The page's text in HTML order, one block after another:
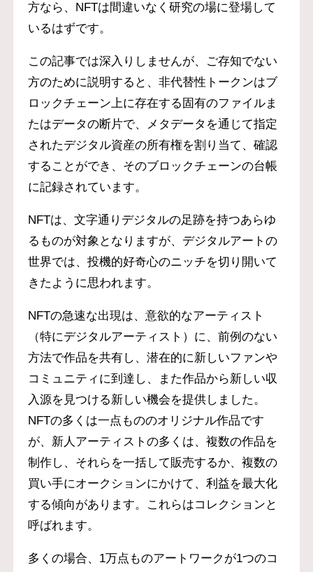
方なら、NFTは間違いなく研究の場に登場して
いるはずです。
この記事では深入りしませんが、ご存知でない
方のために説明すると、非代替性トークンはブ
ロックチェーン上に存在する固有のファイルま
たはデータの断片で、メタデータを通じて指定
されたデジタル資産の所有権を割り当て、確認
することができ、そのブロックチェーンの台帳
に記録されています。
NFTは、文字通りデジタルの足跡を持つあらゆ
るものが対象となりますが、デジタルアートの
世界では、投機的好奇心のニッチを切り開いて
きたように思われます。
NFTの急速な出現は、意欲的なアーティスト
（特にデジタルアーティスト）に、前例のない
方法で作品を共有し、潜在的に新しいファンや
コミュニティに到達し、また作品から新しい収
入源を見つける新しい機会を提供しました。
NFTの多くは一点もののオリジナル作品です
が、新人アーティストの多くは、複数の作品を
制作し、それらを一括して販売するか、複数の
買い手にオークションにかけて、利益を最大化
する傾向があります。これらはコレクションと
呼ばれます。
多くの場合、1万点ものアートワークが1つのコ